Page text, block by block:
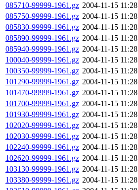
085710-99999-1961.gz 2004-11-15 11:28
085750-99999-1961.gz 2004-11-15 11:28
085830-99999-1961.gz 2004-11-15 11:28
085890-99999-1961.gz 2004-11-15 11:28
085940-99999-1961.gz 2004-11-15 11:28
100040-99999-1961.gz 2004-11-15 11:28
100350-99999-1961.gz 2004-11-15 11:28
101290-99999-1961.gz 2004-11-15 11:28
101470-99999-1961.gz 2004-11-15 11:28
101700-99999-1961.gz 2004-11-15 11:28
101930-99999-1961.gz 2004-11-15 11:28
102020-99999-1961.gz 2004-11-15 11:28
102030-99999-1961.gz 2004-11-15 11:28
102240-99999-1961.gz 2004-11-15 11:28
102620-99999-1961.gz 2004-11-15 11:28
103130-99999-1961.gz 2004-11-15 11:28
103380-99999-1961.gz 2004-11-15 11:28